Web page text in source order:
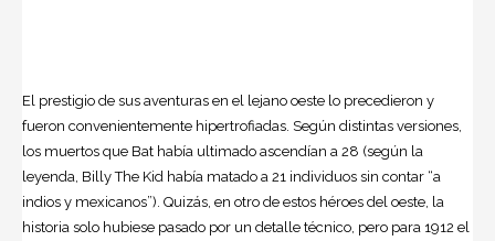
El prestigio de sus aventuras en el lejano oeste lo precedieron y
fueron convenientemente hipertrofiadas. Según distintas versiones,
los muertos que Bat había ultimado ascendían a 28 (según la
leyenda, Billy The Kid había matado a 21 individuos sin contar “a
indios y mexicanos”). Quizás, en otro de estos héroes del oeste, la
historia solo hubiese pasado por un detalle técnico, pero para 1912 el